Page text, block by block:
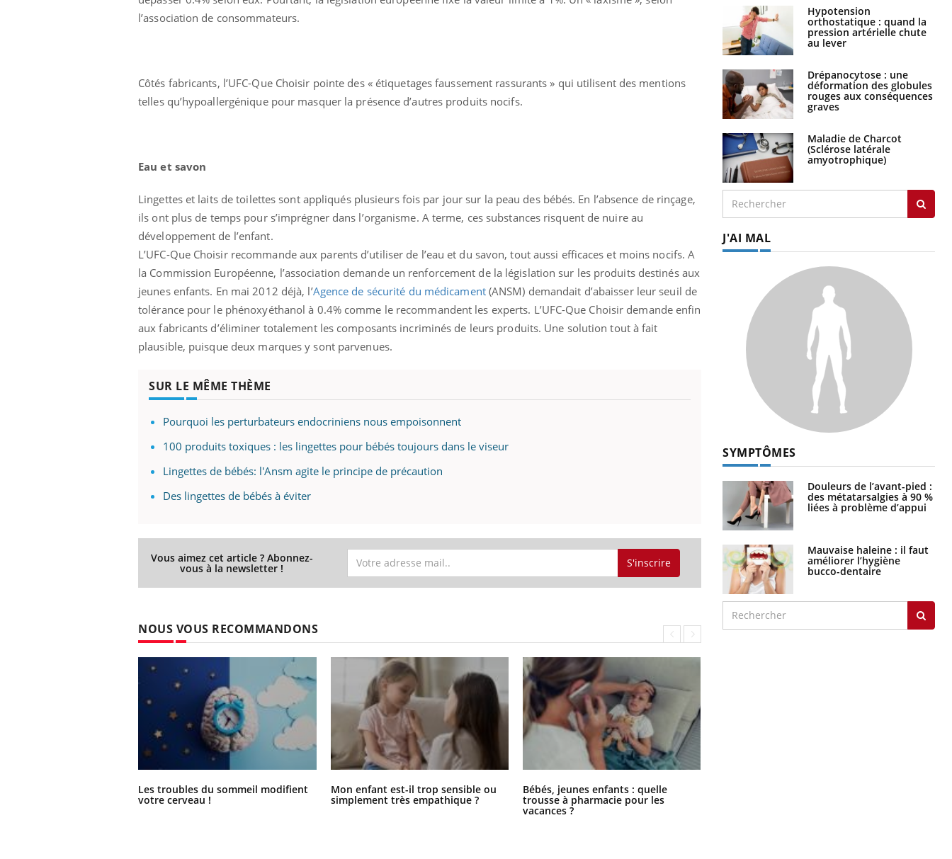
l’association de consommateurs.
Côtés fabricants, l’UFC-Que Choisir pointe des « étiquetages faussement rassurants » qui utilisent des mentions
telles qu’hypoallergénique pour masquer la présence d’autres produits nocifs.
Eau et savon
Lingettes et laits de toilettes sont appliqués plusieurs fois par jour sur la peau des bébés. En l’absence de rinçage,
ils ont plus de temps pour s’imprégner dans l’organisme. A terme, ces substances risquent de nuire au
développement de l’enfant.
L’UFC-Que Choisir recommande aux parents d’utiliser de l’eau et du savon, tout aussi efficaces et moins nocifs. A
la Commission Européenne, l’association demande un renforcement de la législation sur les produits destinés aux
jeunes enfants. En mai 2012 déjà, l’Agence de sécurité du médicament(ANSM) demandait d’abaisser leur seuil de
tolérance pour le phénoxyéthanol à 0.4% comme le recommandent les experts. L’UFC-Que Choisir demande enfin
aux fabricants d’éliminer totalement les composants incriminés de leurs produits. Une solution tout à fait
plausible, puisque deux marques y sont parvenues.
SUR LE MÊME THÈME
Pourquoi les perturbateurs endocriniens nous empoisonnent
100 produits toxiques : les lingettes pour bébés toujours dans le viseur
Lingettes de bébés: l'Ansm agite le principe de précaution
Des lingettes de bébés à éviter
Vous aimez cet article ? Abonnez-
vous à la newsletter ! S'inscrire
NOUS VOUS RECOMMANDONS
Les troubles du sommeil modifient
votre cerveau !
Mon enfant est-il trop sensible ou
simplement très empathique ?
Bébés, jeunes enfants : quelle
trousse à pharmacie pour les
vacances ?
Hypotension
orthostatique : quand la
pression artérielle chute
au lever
Drépanocytose : une
déformation des globules
rouges aux conséquences
graves
Maladie de Charcot
(Sclérose latérale
amyotrophique)
J'AI MAL
SYMPTÔMES
Douleurs de l’avant-pied :
des métatarsalgies à 90 %
liées à problème d’appui
Mauvaise haleine : il faut
améliorer l’hygiène
bucco-dentaire